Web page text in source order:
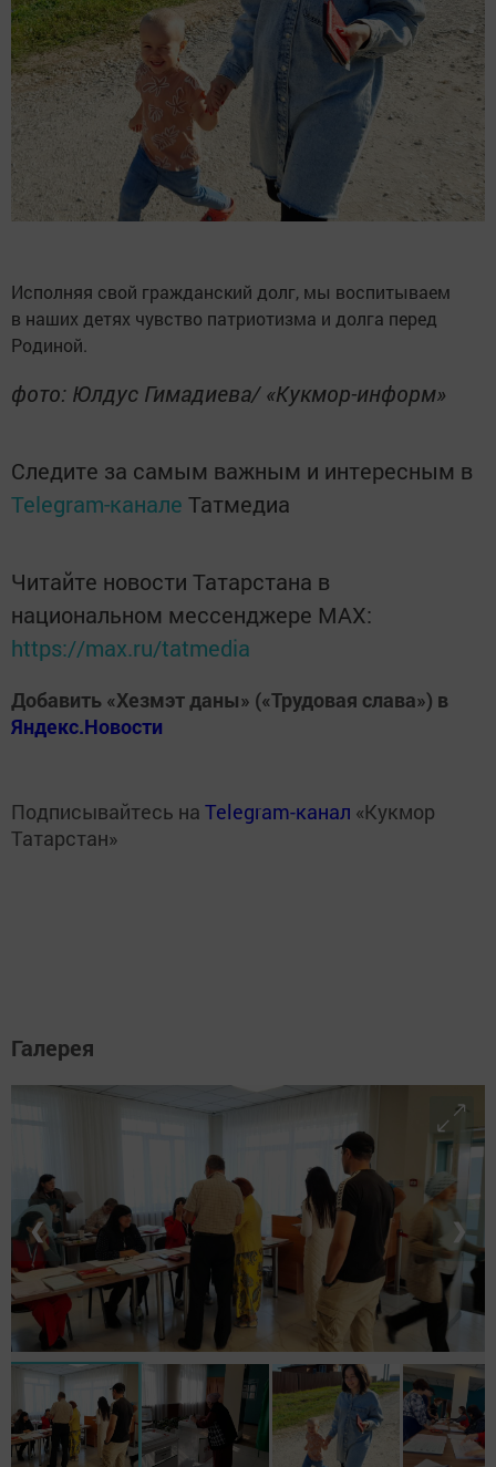
Исполняя свой гражданский долг, мы воспитываем
в наших детях чувство патриотизма и долга перед
Родиной.
фото: Юлдус Гимадиева/ «Кукмор-информ»
Следите за самым важным и интересным в
Telegram-канале Татмедиа
Читайте новости Татарстана в
национальном мессенджере MАХ:
https://max.ru/tatmedia
Добавить «Хезмэт даны» («Трудовая слава») в
Яндекс.Новости
Подписывайтесь на Telegram-канал «Кукмор
Татарстан»
Галерея
❮ ❯